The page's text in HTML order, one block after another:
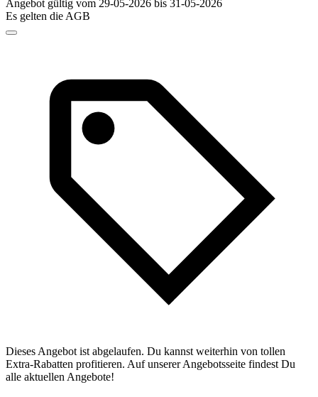
Angebot gültig vom 29-05-2026 bis 31-05-2026
Es gelten die AGB
Dieses Angebot ist abgelaufen. Du kannst weiterhin von tollen
Extra-Rabatten profitieren. Auf unserer Angebotsseite findest Du
alle aktuellen Angebote!